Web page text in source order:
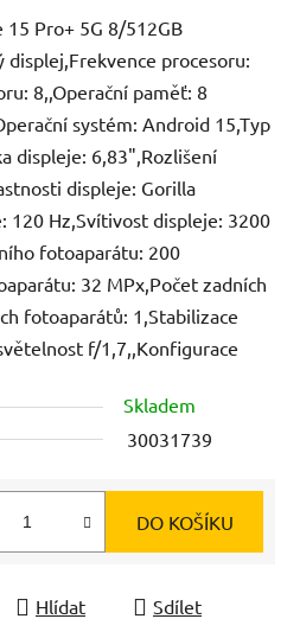
Pro+ 5G 8/512GB
displej,Frekvence procesoru:
8,,Operační paměť: 8
systém: Android 15,Typ
displeje: 6,83",Rozlišení
displeje: Gorilla
120 Hz,Svítivost displeje: 3200
fotoaparátu: 200
32 MPx,Počet zadních
fotoaparátů: 1,Stabilizace
f/1,7,,Konfigurace
Skladem
30031739
DO KOŠÍKU
Hlídat Sdílet